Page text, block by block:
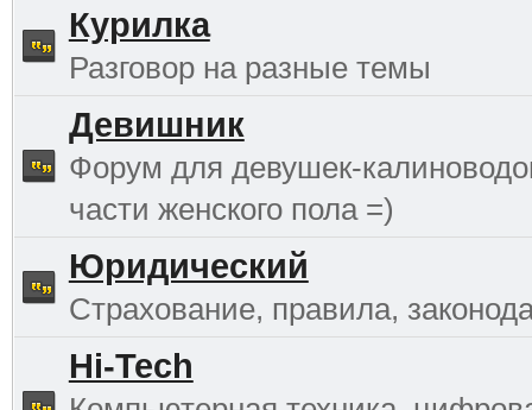
Курилка
Разговор на разные темы
Девишник
Форум для девушек-
части женского пола =)
Юридический
Страхование, правила,
Hi-Tech